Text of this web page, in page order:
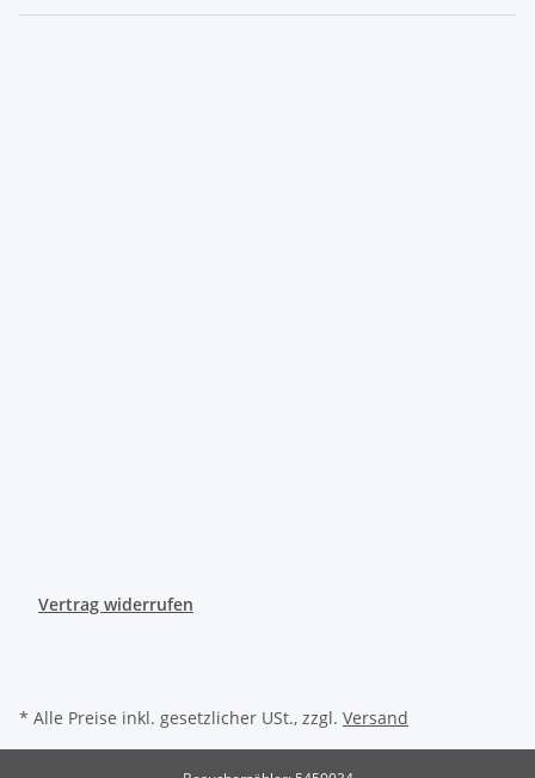
Vertrag widerrufen
* Alle Preise inkl. gesetzlicher USt., zzgl. Versand